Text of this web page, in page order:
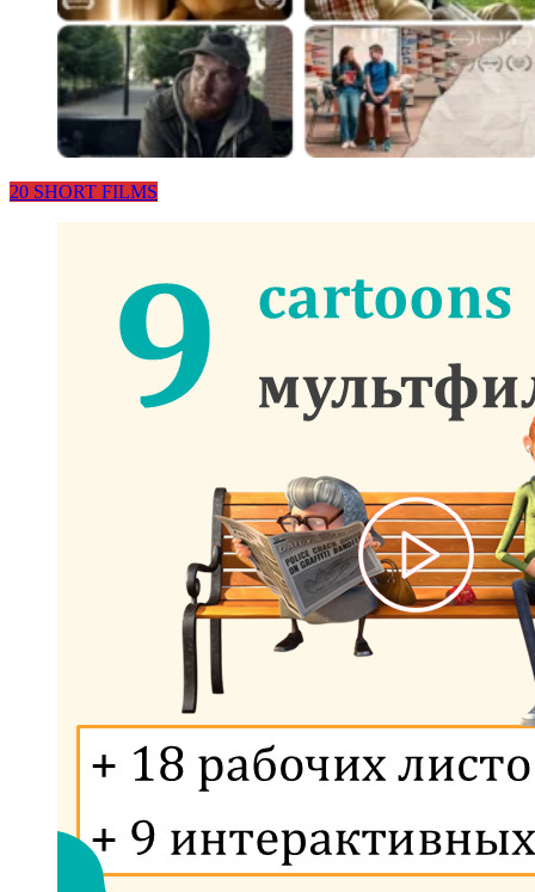
20 SHORT FILMS